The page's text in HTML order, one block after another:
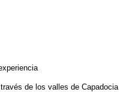
de los valles de Capadocia